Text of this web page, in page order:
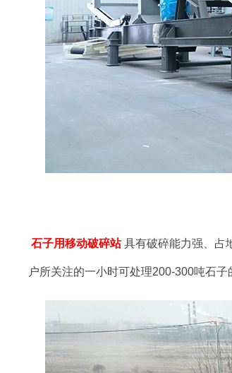
石子用移动破碎站 具有破碎能力强、占
户所关注的一小时可处理200-300吨石